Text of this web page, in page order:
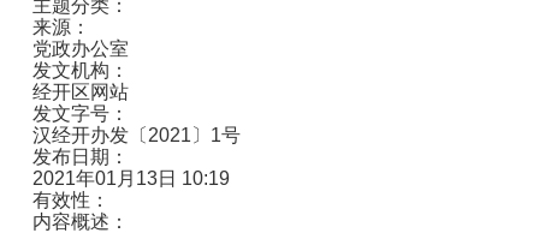
主题分类：
来源：
党政办公室
发文机构：
经开区网站
发文字号：
汉经开办发〔2021〕1号
发布日期：
2021年01月13日 10:19
有效性：
内容概述：